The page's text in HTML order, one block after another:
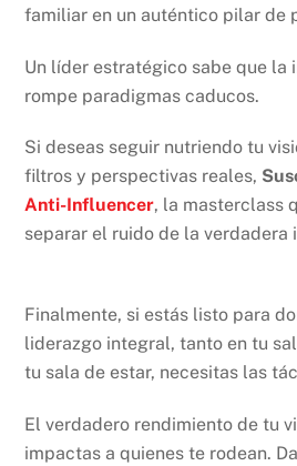
familiar en un auténtico pilar de
Un líder estratégico sabe que la
rompe paradigmas caducos.
Si deseas seguir nutriendo tu
filtros y perspectivas reales,
Anti-Influencer, la masterclass
separar el ruido de la verdadera
Finalmente, si estás listo para
liderazgo integral, tanto en tu
tu sala de estar, necesitas las
El verdadero rendimiento de tu
impactas a quienes te rodean.